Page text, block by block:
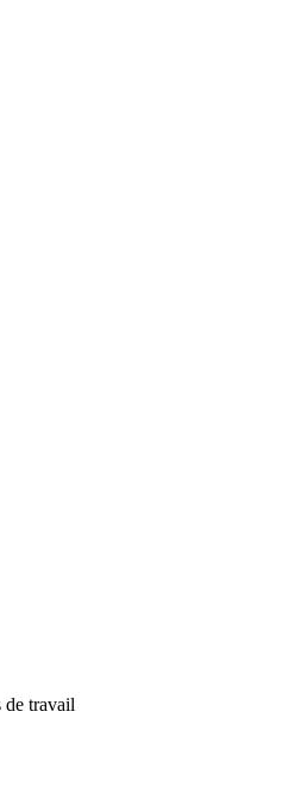
de travail